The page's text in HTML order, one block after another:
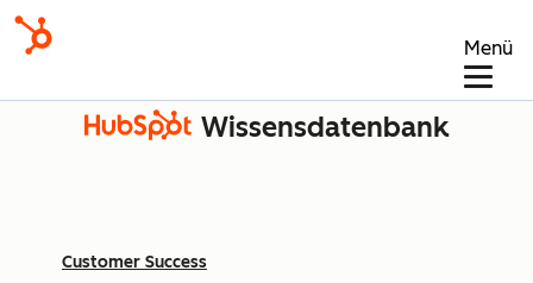
Menü
Wissensdatenbank
Customer Success